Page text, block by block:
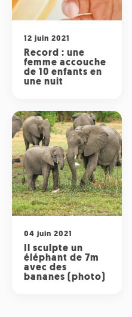
12 juin 2021
Record : une
femme accouche
de 10 enfants en
une nuit
04 juin 2021
Il sculpte un
éléphant de 7m
avec des
bananes (photo)